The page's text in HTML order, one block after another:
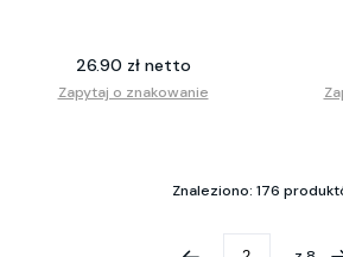
26.90 zł netto
Zapytaj o znakowanie
Znaleziono: 176